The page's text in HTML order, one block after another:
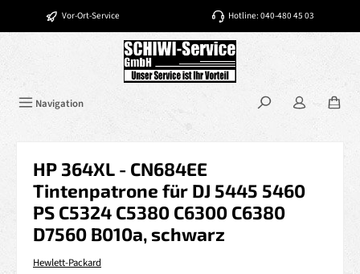
Zum Hauptinhalt springen
Vor-Ort-Service Hotline: 040-480 45 03
Navigation
HP 364XL - CN684EE
Tintenpatrone für DJ 5445 5460
PS C5324 C5380 C6300 C6380
D7560 B010a, schwarz
Hewlett-Packard